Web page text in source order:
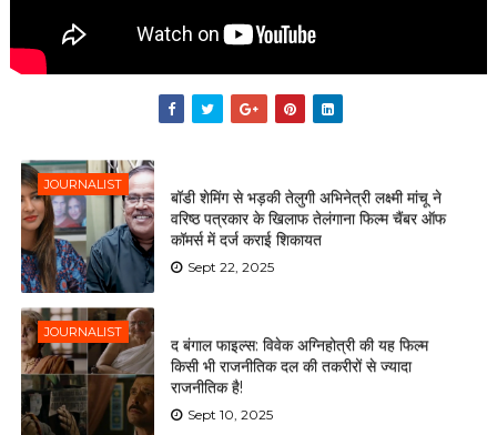
JOURNALIST
बॉडी शेमिंग से भड़की तेलुगी अभिनेत्री लक्ष्मी मांचू ने
वरिष्ठ पत्रकार के खिलाफ तेलंगाना फिल्म चैंबर ऑफ
कॉमर्स में दर्ज कराई शिकायत
Sept 22, 2025
JOURNALIST
द बंगाल फाइल्स: विवेक अग्निहोत्री की यह फिल्म
किसी भी राजनीतिक दल की तकरीरों से ज्यादा
राजनीतिक है!
Sept 10, 2025